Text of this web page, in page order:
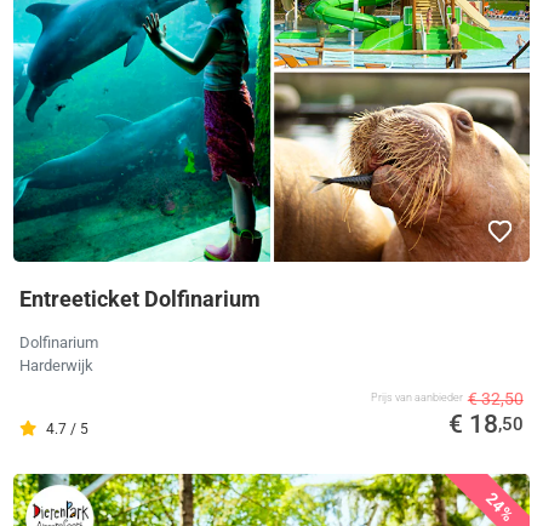
Entreeticket Dolfinarium
Dolfinarium
Harderwijk
4.7 / 5
Prijs van aanbieder € 32,50
€ 18,50
24%